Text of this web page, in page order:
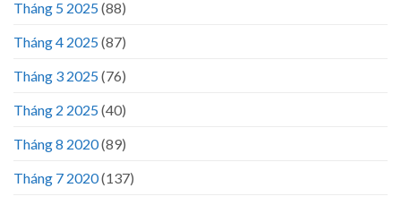
Tháng 5 2025(88)
Tháng 4 2025(87)
Tháng 3 2025(76)
Tháng 2 2025(40)
Tháng 8 2020(89)
Tháng 7 2020(137)